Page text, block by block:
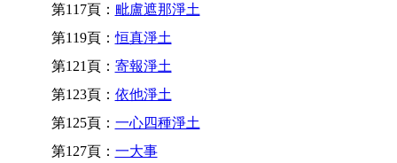
第117頁： 毗盧遮那淨土
第119頁：恒真淨土
第121頁： 寄報淨土
第123頁： 依他淨土
第125頁： 一心四種淨土
第127頁： 一大事